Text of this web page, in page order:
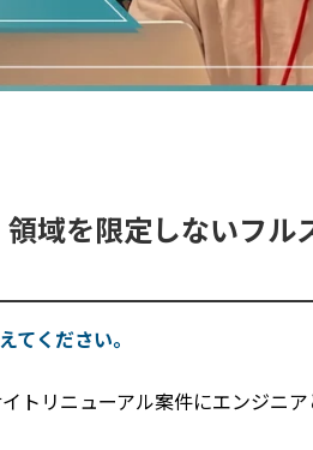
域を限定しないフル
てください。
トリニューアル案件にエンジニ